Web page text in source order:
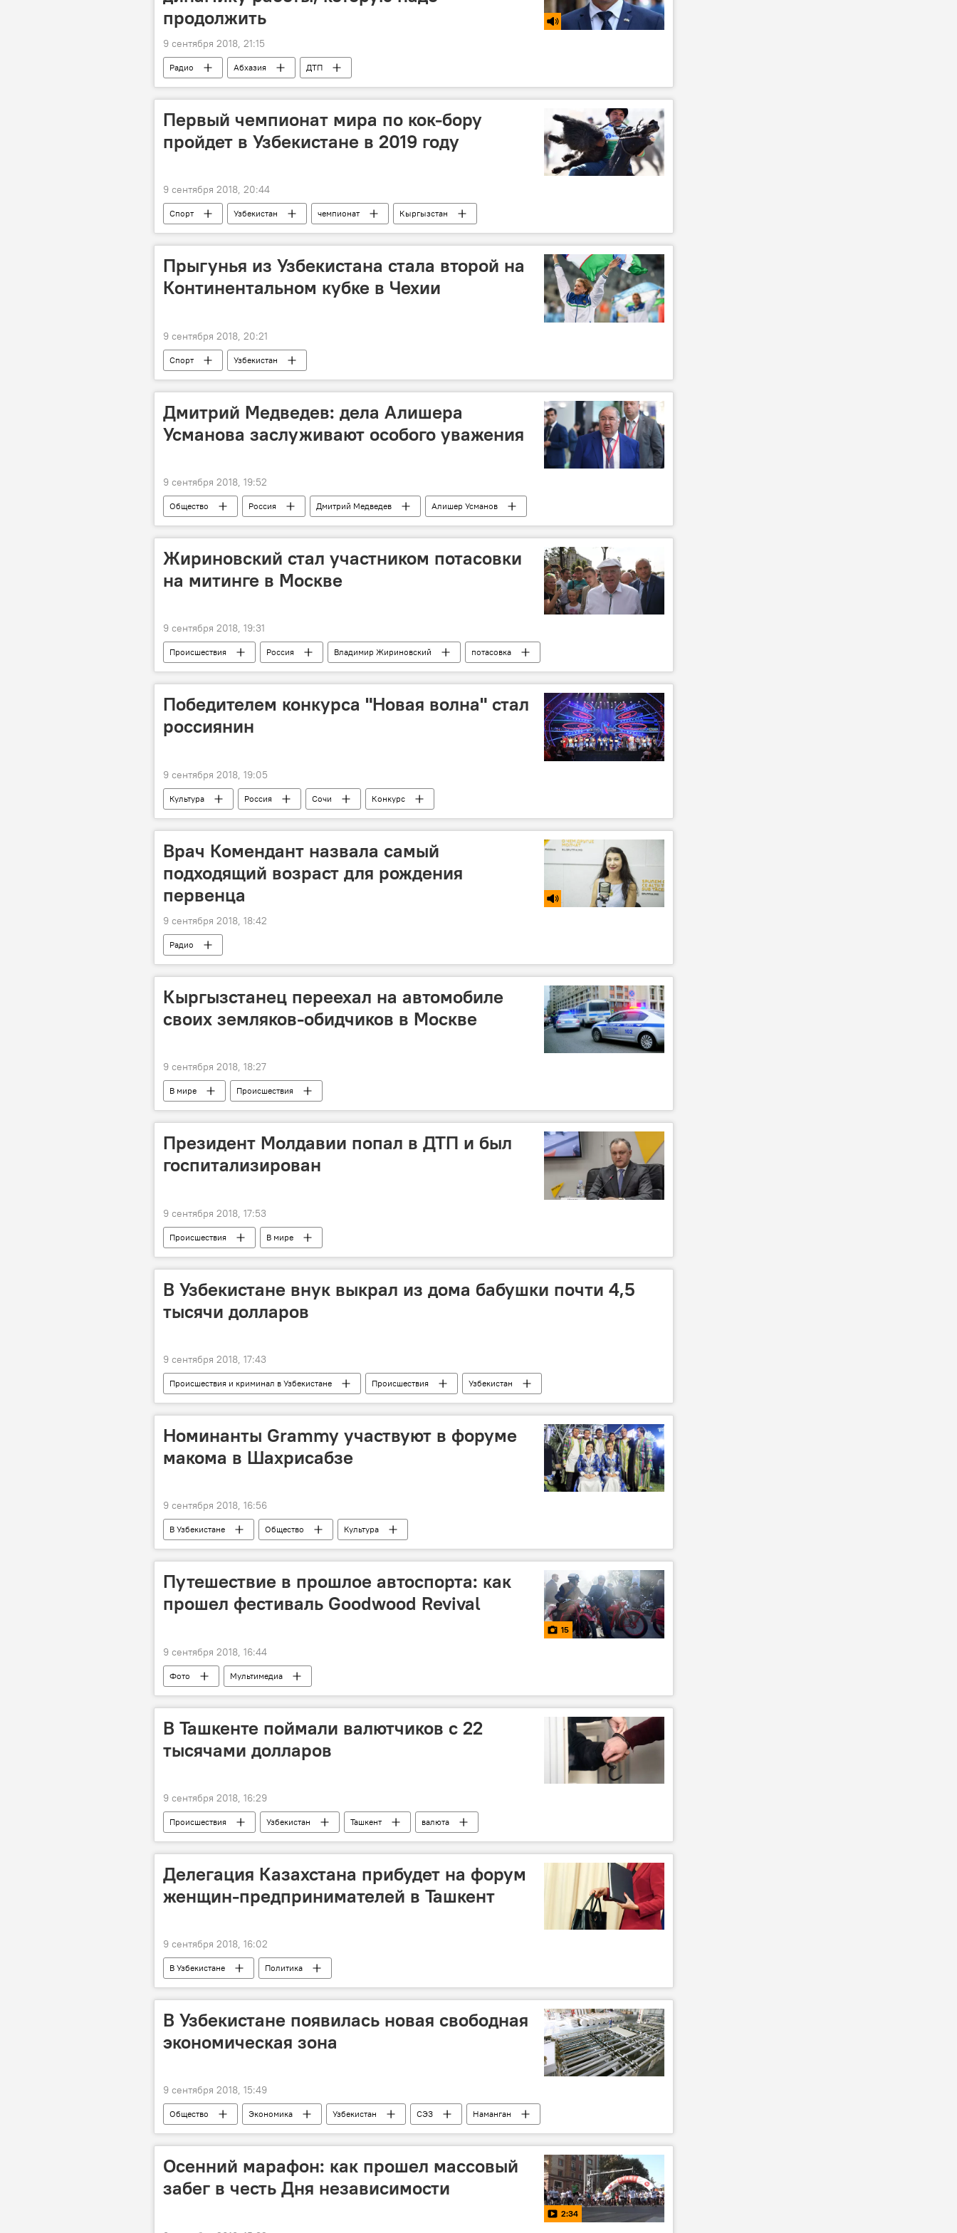
продолжить
9 сентября 2018, 21:15
Радио Абхазия ДТП
Первый чемпионат мира по кок-бору
пройдет в Узбекистане в 2019 году
9 сентября 2018, 20:44
Спорт Узбекистан чемпионат Кыргызстан
Прыгунья из Узбекистана стала второй на
Континентальном кубке в Чехии
9 сентября 2018, 20:21
Спорт Узбекистан
Дмитрий Медведев: дела Алишера
Усманова заслуживают особого уважения
9 сентября 2018, 19:52
Общество Россия Дмитрий Медведев Алишер Усманов
Жириновский стал участником потасовки
на митинге в Москве
9 сентября 2018, 19:31
Происшествия Россия Владимир Жириновский потасовка
Победителем конкурса "Новая волна" стал
россиянин
9 сентября 2018, 19:05
Культура Россия Сочи Конкурс
Врач Комендант назвала самый
подходящий возраст для рождения
первенца
9 сентября 2018, 18:42
Радио
Кыргызстанец переехал на автомобиле
своих земляков-обидчиков в Москве
9 сентября 2018, 18:27
В мире Происшествия
Президент Молдавии попал в ДТП и был
госпитализирован
9 сентября 2018, 17:53
Происшествия В мире
В Узбекистане внук выкрал из дома бабушки почти 4,5
тысячи долларов
9 сентября 2018, 17:43
Происшествия и криминал в Узбекистане Происшествия Узбекистан
Номинанты Grammy участвуют в форуме
макома в Шахрисабзе
9 сентября 2018, 16:56
В Узбекистане Общество Культура
Путешествие в прошлое автоспорта: как
прошел фестиваль Goodwood Revival
15
9 сентября 2018, 16:44
Фото Мультимедиа
В Ташкенте поймали валютчиков с 22
тысячами долларов
9 сентября 2018, 16:29
Происшествия Узбекистан Ташкент валюта
Делегация Казахстана прибудет на форум
женщин-предпринимателей в Ташкент
9 сентября 2018, 16:02
В Узбекистане Политика
В Узбекистане появилась новая свободная
экономическая зона
9 сентября 2018, 15:49
Общество Экономика Узбекистан СЭЗ Наманган
Осенний марафон: как прошел массовый
забег в честь Дня независимости
2:34